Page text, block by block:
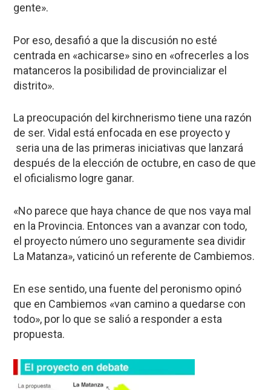
gente».
Por eso, desafió a que la discusión no esté
centrada en «achicarse» sino en «ofrecerles a los
matanceros la posibilidad de provincializar el
distrito».
La preocupación del kirchnerismo tiene una razón
de ser. Vidal está enfocada en ese proyecto y
seria una de las primeras iniciativas que lanzará
después de la elección de octubre, en caso de que
el oficialismo logre ganar.
«No parece que haya chance de que nos vaya mal
en la Provincia. Entonces van a avanzar con todo,
el proyecto número uno seguramente sea dividir
La Matanza», vaticinó un referente de Cambiemos.
En ese sentido, una fuente del peronismo opinó
que en Cambiemos «van camino a quedarse con
todo», por lo que se salió a responder a esta
propuesta.